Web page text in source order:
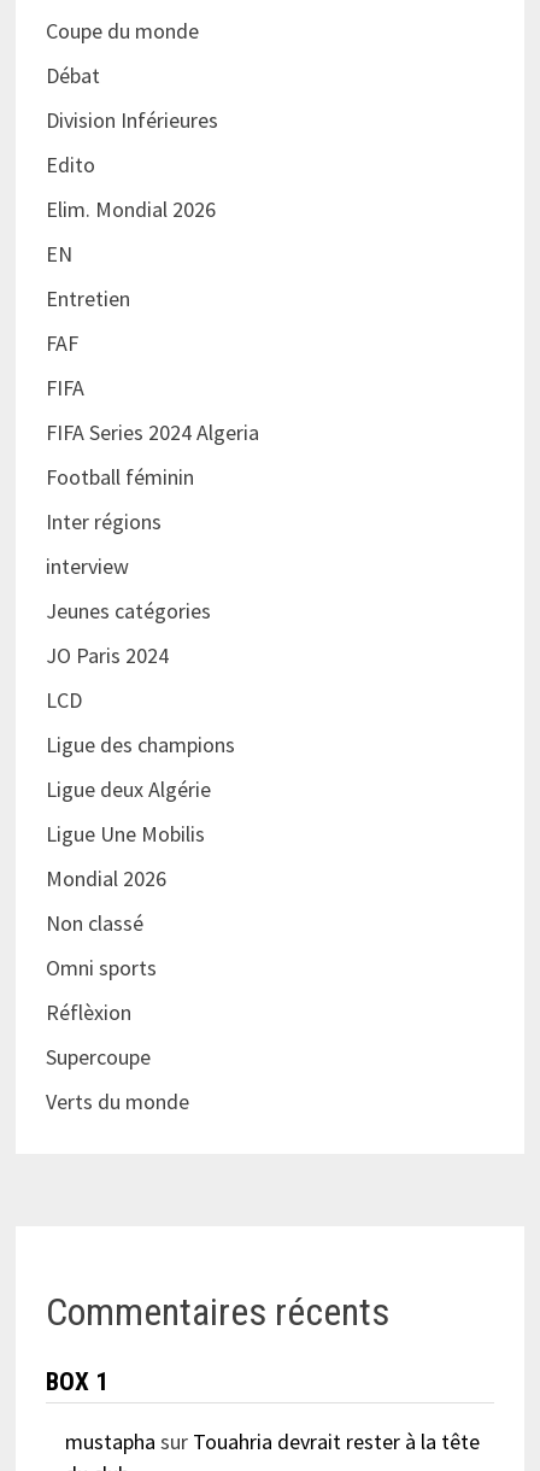
Coupe du monde
Débat
Division Inférieures
Edito
Elim. Mondial 2026
EN
Entretien
FAF
FIFA
FIFA Series 2024 Algeria
Football féminin
Inter régions
interview
Jeunes catégories
JO Paris 2024
LCD
Ligue des champions
Ligue deux Algérie
Ligue Une Mobilis
Mondial 2026
Non classé
Omni sports
Réflèxion
Supercoupe
Verts du monde
Commentaires récents
BOX 1
mustapha sur Touahria devrait rester à la tête